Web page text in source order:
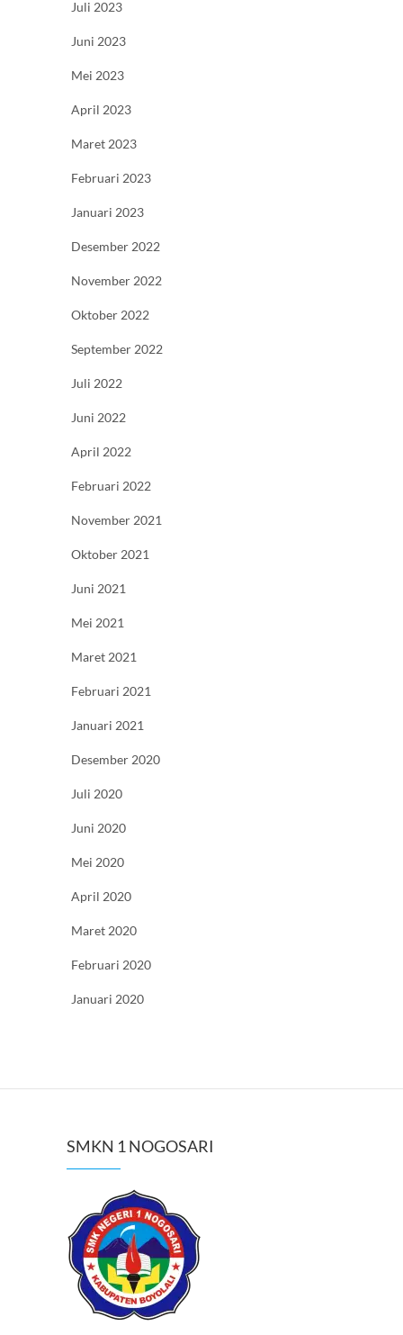
Juli 2023
Juni 2023
Mei 2023
April 2023
Maret 2023
Februari 2023
Januari 2023
Desember 2022
November 2022
Oktober 2022
September 2022
Juli 2022
Juni 2022
April 2022
Februari 2022
November 2021
Oktober 2021
Juni 2021
Mei 2021
Maret 2021
Februari 2021
Januari 2021
Desember 2020
Juli 2020
Juni 2020
Mei 2020
April 2020
Maret 2020
Februari 2020
Januari 2020
SMKN 1 NOGOSARI